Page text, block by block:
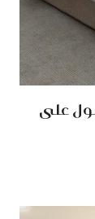
على